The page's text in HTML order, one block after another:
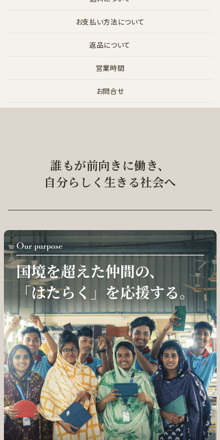
お支払い方法について
返品について
営業時間
お問合せ
誰もが前向きに働き、
自分らしく生きる社会へ